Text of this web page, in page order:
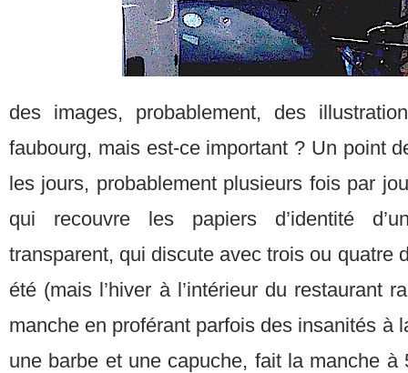
des images, probablement, des
faubourg, mais est-ce important ? Un point
les jours, probablement plusieurs fois par
qui recouvre les papiers d’identité
transparent, qui discute avec trois ou quatre
été (mais l’hiver à l’intérieur du restaurant
manche en proférant parfois des insanités à
une barbe et une capuche, fait la manche à